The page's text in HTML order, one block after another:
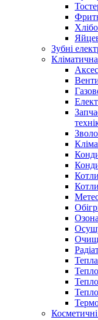
Зубні
Кліматична